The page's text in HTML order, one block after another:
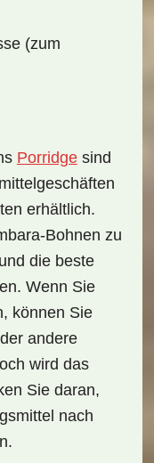
(zum
Porridgesind
erhältlich.
Bohnen zu
die beste
Wenn Sie
können Sie
andere
wird das
Sie daran,
nach